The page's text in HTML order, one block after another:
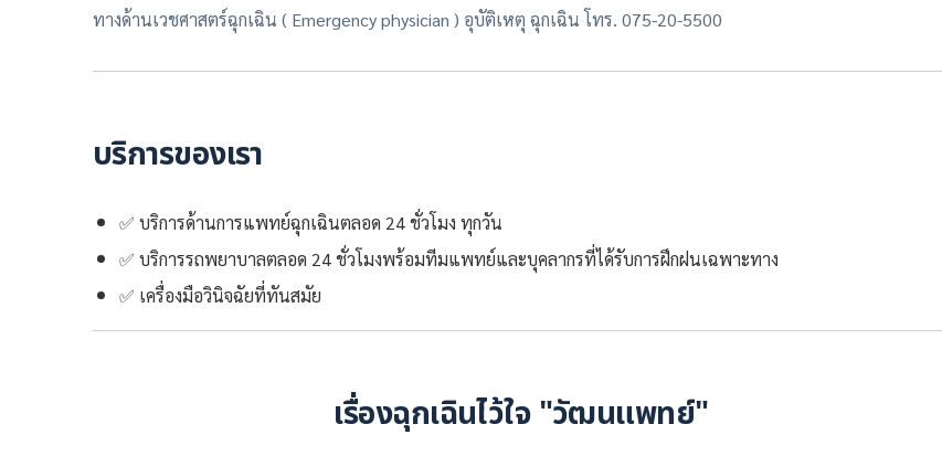
ทางด้านเวชศาสตร์ฉุกเฉิน ( Emergency physician ) อุบัติเหตุ ฉุกเฉิน โทร. 075-20-5500
บริการของเรา
✅ บริการด้านการแพทย์ฉุกเฉินตลอด 24 ชั่วโมง ทุกวัน
✅ บริการรถพยาบาลตลอด 24 ชั่วโมงพร้อมทีมแพทย์และบุคลากรที่ได้รับการฝึกฝนเฉพาะทาง
✅ เครื่องมือวินิจฉัยที่ทันสมัย
เรื่องฉุกเฉินไว้ใจ "วัฒนแพทย์"